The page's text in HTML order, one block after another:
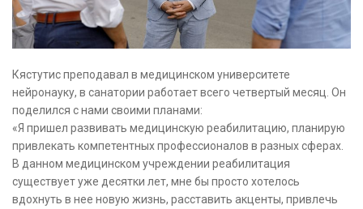
Кястутис преподавал в медицинском университете
нейронауку, в санатории работает всего четвертый месяц. Он
поделился с нами своими планами:
«Я пришел развивать медицинскую реабилитацию, планирую
привлекать компетентных профессионалов в разных сферах.
В данном медицинском учреждении реабилитация
существует уже десятки лет, мне бы просто хотелось
вдохнуть в нее новую жизнь, расставить акценты, привлечь